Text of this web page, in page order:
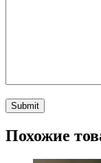
Похожие